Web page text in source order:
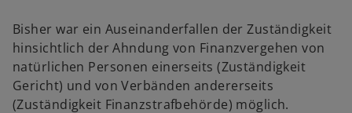
Bisher war ein Auseinanderfallen der Zuständigkeit
hinsichtlich der Ahndung von Finanzvergehen von
natürlichen Personen einerseits (Zuständigkeit
Gericht) und von Verbänden andererseits
(Zuständigkeit Finanzstrafbehörde) möglich.